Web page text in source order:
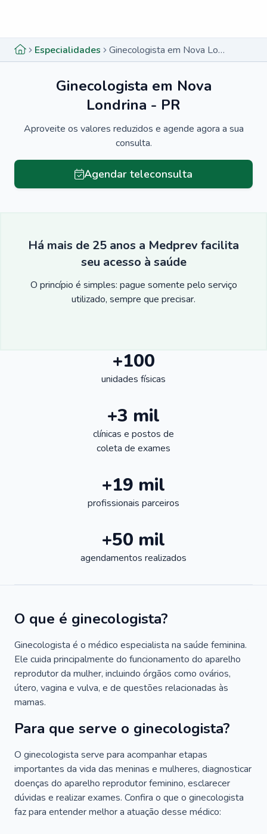
Especialidades Ginecologista em Nova Londrina - PR
Ginecologista em Nova
Londrina - PR
Aproveite os valores reduzidos e agende agora a sua
consulta.
Agendar teleconsulta
Há mais de 25 anos a Medprev facilita
seu acesso à saúde
O princípio é simples: pague somente pelo serviço
utilizado, sempre que precisar.
+100
unidades físicas
+3 mil
clínicas e postos de
coleta de exames
+19 mil
profissionais parceiros
+50 mil
agendamentos realizados
O que é ginecologista?
Ginecologista é o médico especialista na saúde feminina.
Ele cuida principalmente do funcionamento do aparelho
reprodutor da mulher, incluindo órgãos como ovários,
útero, vagina e vulva, e de questões relacionadas às
mamas.
Para que serve o ginecologista?
O ginecologista serve para acompanhar etapas
importantes da vida das meninas e mulheres, diagnosticar
doenças do aparelho reprodutor feminino, esclarecer
dúvidas e realizar exames. Confira o que o ginecologista
faz para entender melhor a atuação desse médico: